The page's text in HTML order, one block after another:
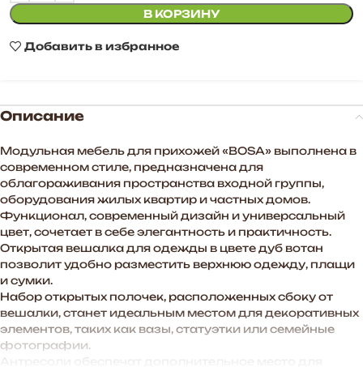
В КОРЗИНУ
Добавить в избранное
Описание
Модульная мебель для прихожей «BOSA» выполнена в
современном стиле, предназначена для
облагораживания пространства входной группы,
оборудования жилых квартир и частных домов.
Функционал, современный дизайн и универсальный
цвет, сочетает в себе элегантность и практичность.
Открытая вешалка для одежды в цвете дуб вотан
позволит удобно разместить верхнюю одежду, плащи
и сумки.
Набор открытых полочек, расположенных сбоку от
вешалки, станет идеальным местом для декоративных
элементов, таких как вазы, статуэтки или семейные
фотографии.